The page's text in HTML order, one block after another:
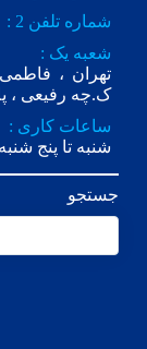
شماره تلفن 2 :
شعبه یک :
تهران ،
ک.چه رفیعی ، پلاک 27
ساعات کاری :
شنبه تا پنج شنبه از ساعت
جستجو